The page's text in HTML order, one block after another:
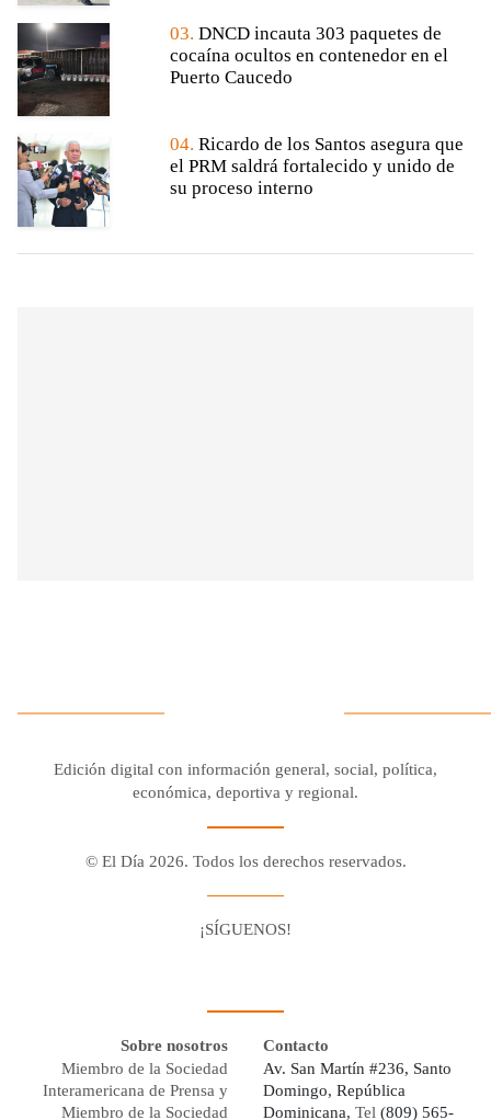
03. DNCD incauta 303 paquetes de
cocaína ocultos en contenedor en el
Puerto Caucedo
04. Ricardo de los Santos asegura que
el PRM saldrá fortalecido y unido de
su proceso interno
Edición digital con información general, social, política,
económica, deportiva y regional.
© El Día 2026. Todos los derechos reservados.
¡SÍGUENOS!
Sobre nosotros
Miembro de la Sociedad
Interamericana de Prensa y
Miembro de la Sociedad
Contacto
Av. San Martín #236, Santo
Domingo, República
Dominicana, Tel (809) 565-